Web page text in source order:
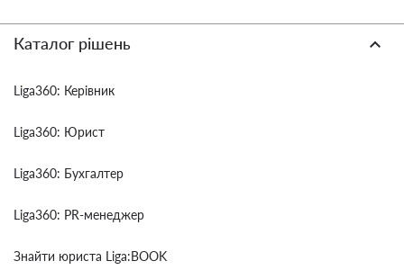
Каталог рішень
Liga360: Керівник
Liga360: Юрист
Liga360: Бухгалтер
Liga360: PR-менеджер
Знайти юриста Liga:BOOK